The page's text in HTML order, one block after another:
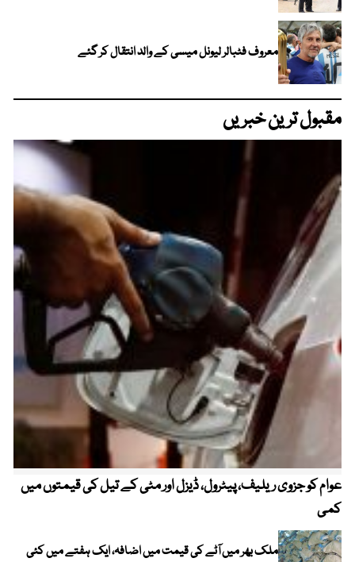
معروف فٹبالر لیونل میسی کے والد انتقال کر گئے
مقبول ترین خبریں
عوام کو جزوی ریلیف، پیٹرول، ڈیزل اور مٹی کے تیل کی قیمتوں میں
کمی
ملک بھر میں آٹے کی قیمت میں اضافہ، ایک ہفتے میں کئی